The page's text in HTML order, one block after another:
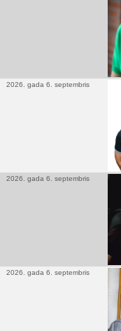
2026. gada 6. septembris
2026. gada 6. septembris
2026. gada 6. septembris